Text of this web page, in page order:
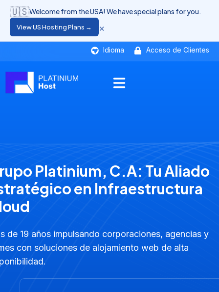
Idioma Acceso de Clientes
🇺🇸Welcome from the USA! We have special plans for you.
View US Hosting Plans → ×
Platinium, C.A: Tu Aliado
en Infraestructura
de 19 años impulsando corporaciones, agencias y
con soluciones de alojamiento web de alta